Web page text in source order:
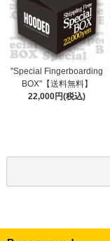
"Special Fingerboarding
BOX"【送料無料】
22,000円(税込)